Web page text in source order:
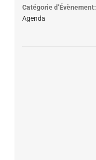
Catégorie d’Évènement:
Agenda